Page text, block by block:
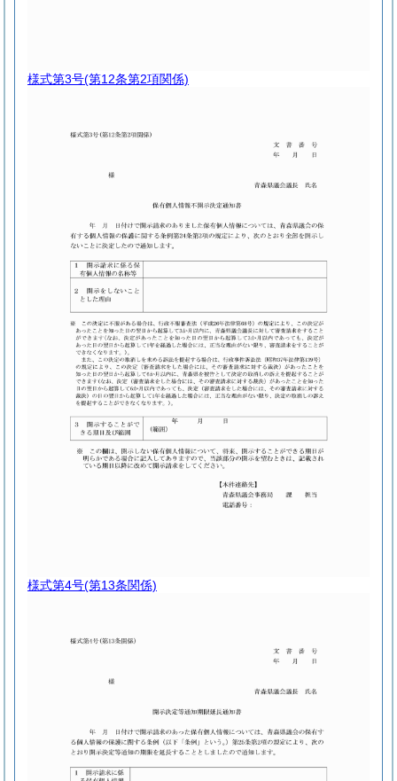
様式第3号(第12条第2項関係)
様式第4号(第13条関係)